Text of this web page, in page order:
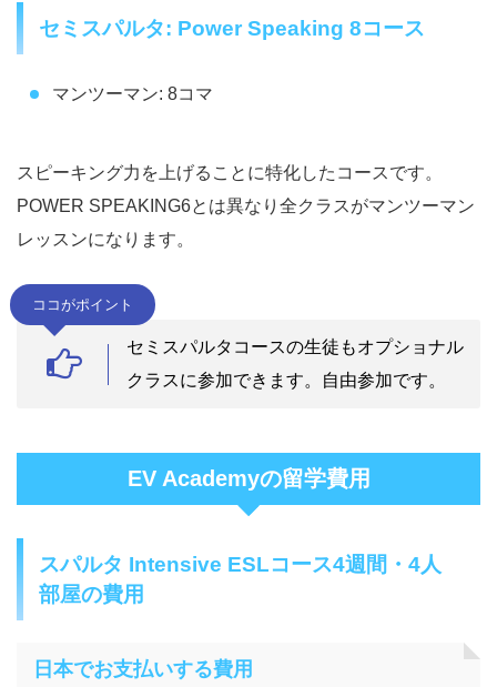
セミスパルタ: Power Speaking 8コース
マンツーマン: 8コマ
スピーキング力を上げることに特化したコースです。
POWER SPEAKING6とは異なり全クラスがマンツーマン
レッスンになります。
ココがポイント
セミスパルタコースの生徒もオプショナル
クラスに参加できます。自由参加です。
EV Academyの留学費用
スパルタ Intensive ESLコース4週間・4人
部屋の費用
日本でお支払いする費用